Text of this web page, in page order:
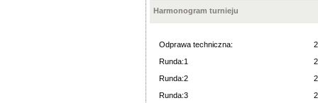
Harmonogram turnieju
Odprawa techniczna:
Runda:1
Runda:2
Runda:3